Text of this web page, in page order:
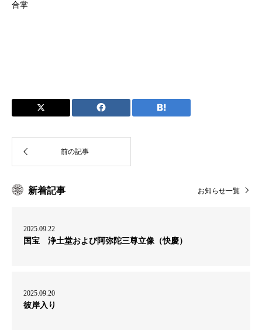
合掌
新着記事 お知らせ一覧
2025.09.22
国宝 浄土堂および阿弥陀三尊立像（快慶）
2025.09.20
彼岸入り